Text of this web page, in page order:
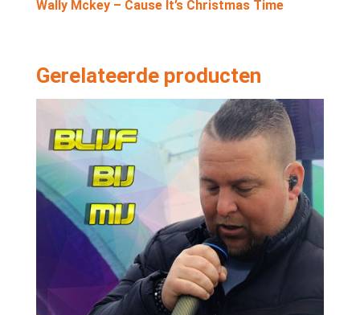
Wally Mckey – Cause It’s Christmas Time
Gerelateerde producten